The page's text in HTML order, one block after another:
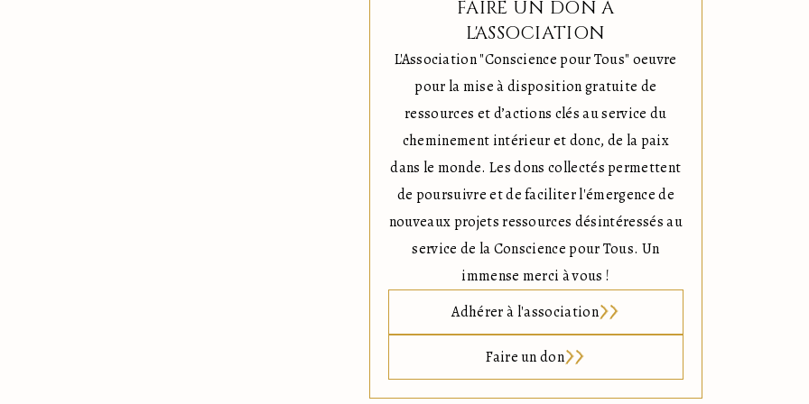
FAIRE UN DON À
L'ASSOCIATION
L'Association "Conscience pour Tous" oeuvre
pour la mise à disposition gratuite de
ressources et d’actions clés au service du
cheminement intérieur et donc, de la paix
dans le monde. Les dons collectés permettent
de poursuivre et de faciliter l'émergence de
nouveaux projets ressources désintéressés au
service de la Conscience pour Tous. Un
immense merci à vous !
Adhérer à l'association
Faire un don